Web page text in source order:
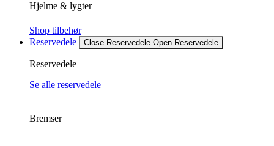
Hjelme & lygter
Shop tilbehør
Reservedele
Close Reservedele Open Reservedele
Reservedele
Se alle reservedele
Bremser